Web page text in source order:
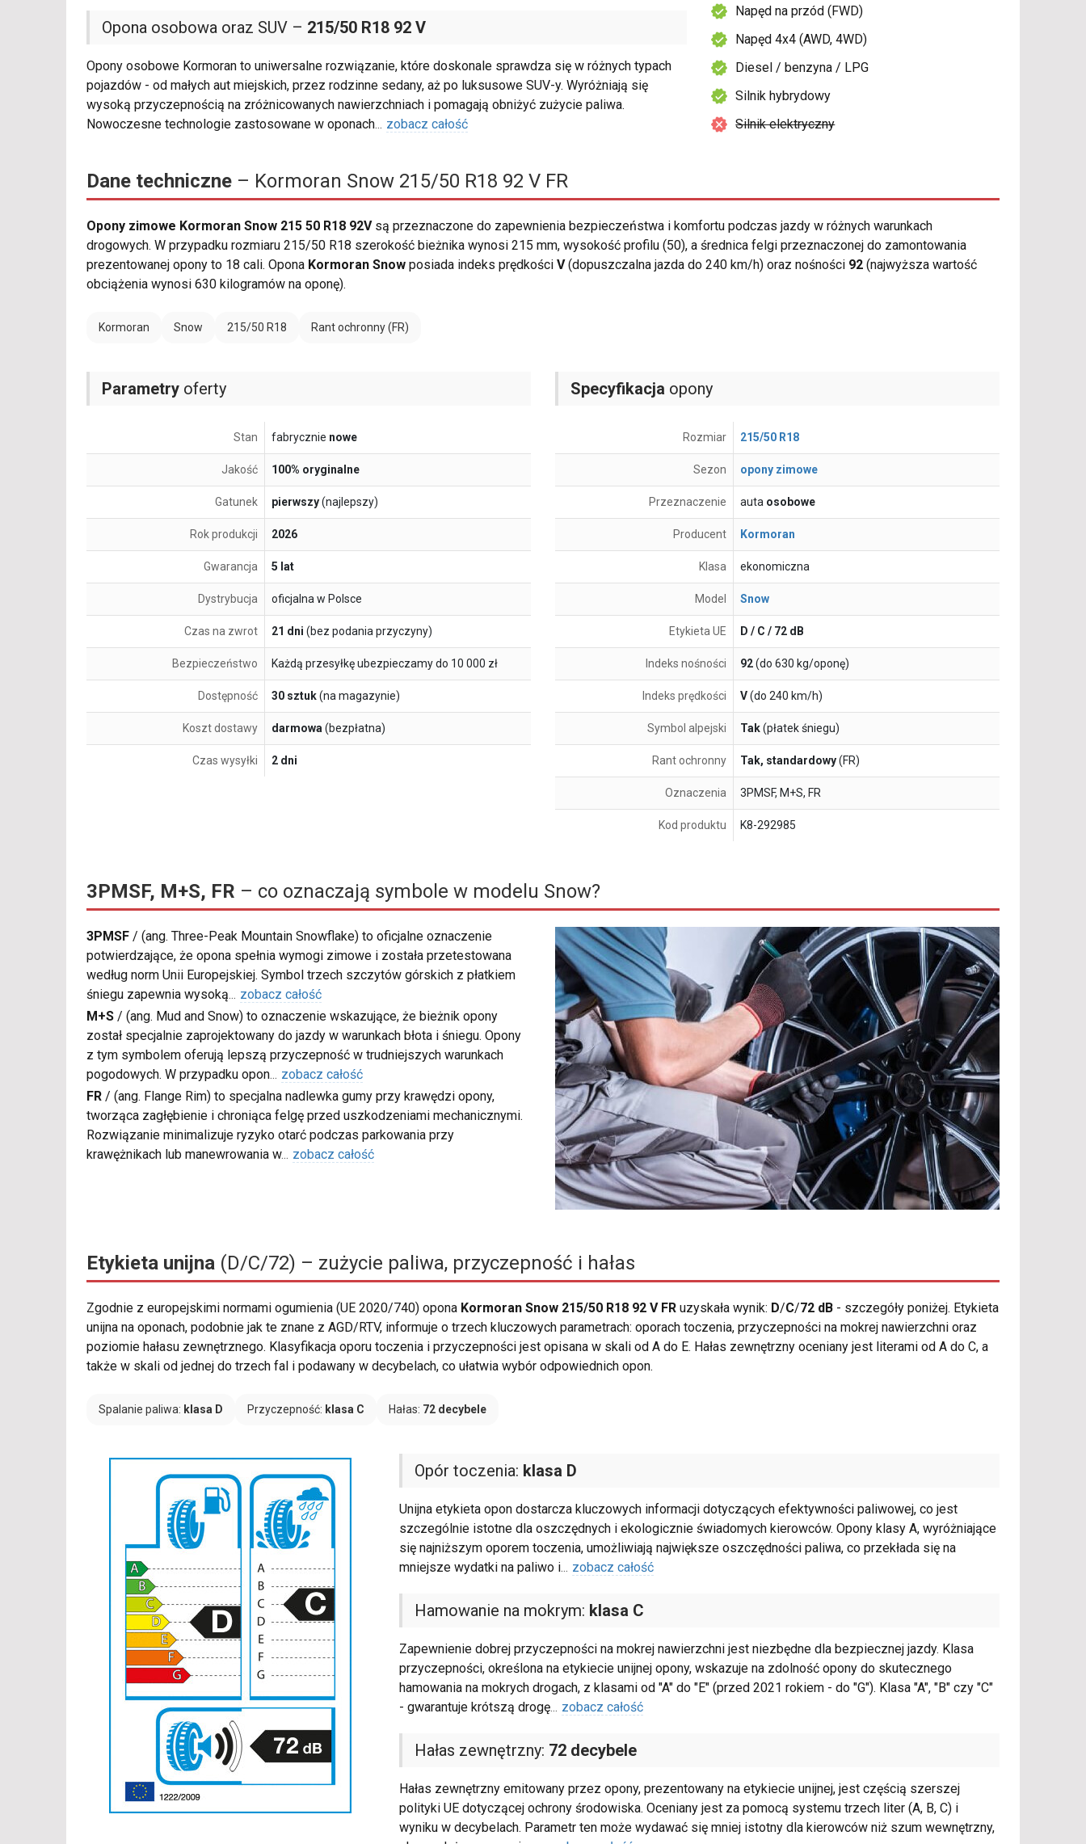
Opona osobowa oraz SUV – 215/50 R18 92 V
Opony osobowe Kormoran to uniwersalne rozwiązanie, które doskonale sprawdza się w różnych typach
pojazdów - od małych aut miejskich, przez rodzinne sedany, aż po luksusowe SUV-y. Wyróżniają się
wysoką przyczepnością na zróżnicowanych nawierzchniach i pomagają obniżyć zużycie paliwa.
Nowoczesne technologie zastosowane w oponach... zobacz całość
Napęd na przód (FWD)
Napęd 4x4 (AWD, 4WD)
Diesel / benzyna / LPG
Silnik hybrydowy
Silnik elektryczny
Dane techniczne – Kormoran Snow 215/50 R18 92 V FR
Opony zimowe Kormoran Snow 215 50 R18 92Vsą przeznaczone do zapewnienia bezpieczeństwa i komfortu podczas jazdy w różnych warunkach
drogowych. W przypadku rozmiaru 215/50 R18 szerokość bieżnika wynosi 215 mm, wysokość profilu (50), a średnica felgi przeznaczonej do zamontowania
prezentowanej opony to 18 cali. Opona Kormoran Snow posiada indeks prędkości V(dopuszczalna jazda do 240 km/h) oraz nośności 92 (najwyższa wartość
obciążenia wynosi 630 kilogramów na oponę).
Kormoran Snow 215/50 R18 Rant ochronny (FR)
Parametry oferty
Stan fabrycznie nowe
Jakość 100% oryginalne
Gatunek pierwszy(najlepszy)
Rok produkcji 2026
Gwarancja 5 lat
Dystrybucja oficjalna w Polsce
Czas na zwrot 21 dni (bez podania przyczyny)
Bezpieczeństwo Każdą przesyłkę ubezpieczamy do 10 000 zł
Dostępność 30 sztuk(na magazynie)
Koszt dostawy darmowa(bezpłatna)
Czas wysyłki 2 dni
Specyfikacja opony
Rozmiar 215/50 R18
Sezon opony zimowe
Przeznaczenie auta osobowe
Producent Kormoran
Klasa ekonomiczna
Model Snow
Etykieta UE D / C / 72 dB
Indeks nośności 92(do 630 kg/oponę)
Indeks prędkości V(do 240 km/h)
Symbol alpejski Tak(płatek śniegu)
Rant ochronny Tak, standardowy(FR)
Oznaczenia 3PMSF, M+S, FR
Kod produktu K8-292985
3PMSF, M+S, FR – co oznaczają symbole w modelu Snow?
3PMSF / (ang. Three-Peak Mountain Snowflake) to oficjalne oznaczenie
potwierdzające, że opona spełnia wymogi zimowe i została przetestowana
według norm Unii Europejskiej. Symbol trzech szczytów górskich z płatkiem
śniegu zapewnia wysoką... zobacz całość
M+S / (ang. Mud and Snow) to oznaczenie wskazujące, że bieżnik opony
został specjalnie zaprojektowany do jazdy w warunkach błota i śniegu. Opony
z tym symbolem oferują lepszą przyczepność w trudniejszych warunkach
pogodowych. W przypadku opon... zobacz całość
FR / (ang. Flange Rim) to specjalna nadlewka gumy przy krawędzi opony,
tworząca zagłębienie i chroniąca felgę przed uszkodzeniami mechanicznymi.
Rozwiązanie minimalizuje ryzyko otarć podczas parkowania przy
krawężnikach lub manewrowania w... zobacz całość
Etykieta unijna (D/C/72) – zużycie paliwa, przyczepność i hałas
Zgodnie z europejskimi normami ogumienia (UE 2020/740) opona Kormoran Snow 215/50 R18 92 V FR uzyskała wynik: D/C/72 dB - szczegóły poniżej. Etykieta
unijna na oponach, podobnie jak te znane z AGD/RTV, informuje o trzech kluczowych parametrach: oporach toczenia, przyczepności na mokrej nawierzchni oraz
poziomie hałasu zewnętrznego. Klasyfikacja oporu toczenia i przyczepności jest opisana w skali od A do E. Hałas zewnętrzny oceniany jest literami od A do C, a
także w skali od jednej do trzech fal i podawany w decybelach, co ułatwia wybór odpowiednich opon.
Spalanie paliwa: klasa D Przyczepność: klasa C Hałas: 72 decybele
Opór toczenia: klasa D
Unijna etykieta opon dostarcza kluczowych informacji dotyczących efektywności paliwowej, co jest
szczególnie istotne dla oszczędnych i ekologicznie świadomych kierowców. Opony klasy A, wyróżniające
się najniższym oporem toczenia, umożliwiają największe oszczędności paliwa, co przekłada się na
mniejsze wydatki na paliwo i... zobacz całość
Hamowanie na mokrym: klasa C
Zapewnienie dobrej przyczepności na mokrej nawierzchni jest niezbędne dla bezpiecznej jazdy. Klasa
przyczepności, określona na etykiecie unijnej opony, wskazuje na zdolność opony do skutecznego
hamowania na mokrych drogach, z klasami od "A" do "E" (przed 2021 rokiem - do "G"). Klasa "A", "B" czy "C"
- gwarantuje krótszą drogę... zobacz całość
Hałas zewnętrzny: 72 decybele
Hałas zewnętrzny emitowany przez opony, prezentowany na etykiecie unijnej, jest częścią szerszej
polityki UE dotyczącej ochrony środowiska. Oceniany jest za pomocą systemu trzech liter (A, B, C) i
wyniku w decybelach. Parametr ten może wydawać się mniej istotny dla kierowców niż szum wewnętrzny,